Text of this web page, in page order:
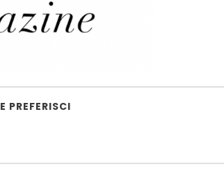
PREFERISCI